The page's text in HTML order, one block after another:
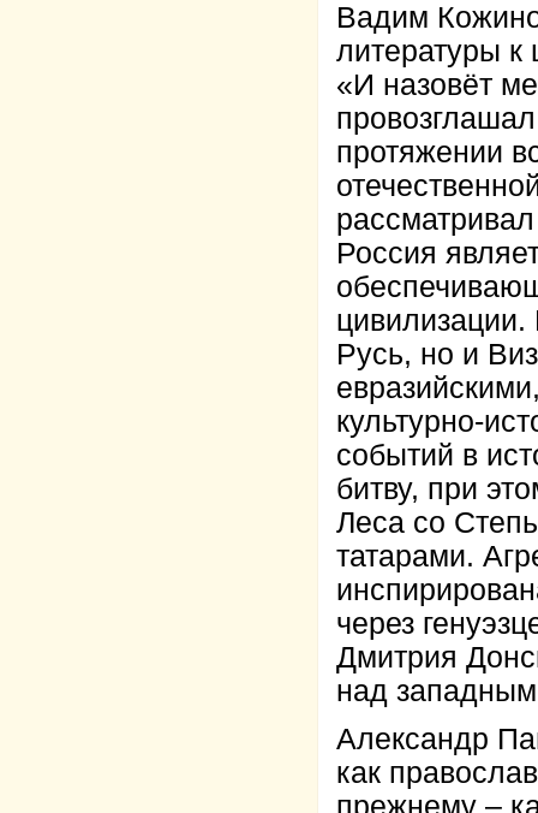
Вадим
литературы
«И назовёт
протяжении
Россия
цивилизации.
Русь, но и
культурно-
событий в
битву, при
Леса со
татарами.
через
Дмитрия
над
Александр
как
прежнему –